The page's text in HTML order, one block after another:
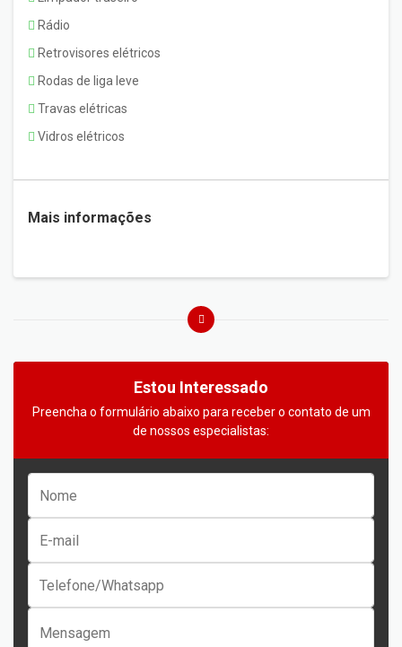
Rádio
Retrovisores elétricos
Rodas de liga leve
Travas elétricas
Vidros elétricos
Mais informações
Estou Interessado
Preencha o formulário abaixo para receber o contato de um
de nossos especialistas: